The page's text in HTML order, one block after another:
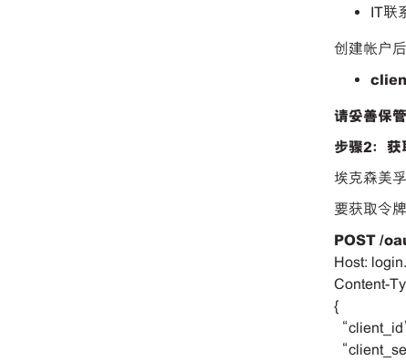
IT联
创建帐户
请妥善保
步骤2：获
埃克森美
要获取令
POST /
Host:
Content-
{